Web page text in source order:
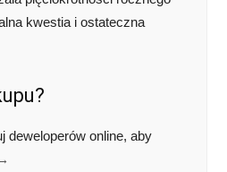
kwestia i ostateczna
deweloperów online, aby